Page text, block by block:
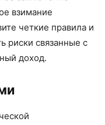
взимание
четкие правила и
риски связанные с
доход.